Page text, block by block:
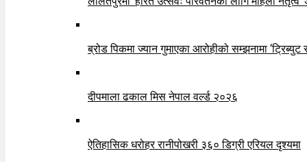
ब्रोड पिकमा ज्यान गुमाएका आरोहीको सम्झनामा ‘ट्रिब्युट
दीपमाला ढकाल मिस नेपाल वर्ल्ड २०२६
ऐतिहासिक धरोहर रानीपोखरी ३६० डिग्री एरियल दृश्यमा